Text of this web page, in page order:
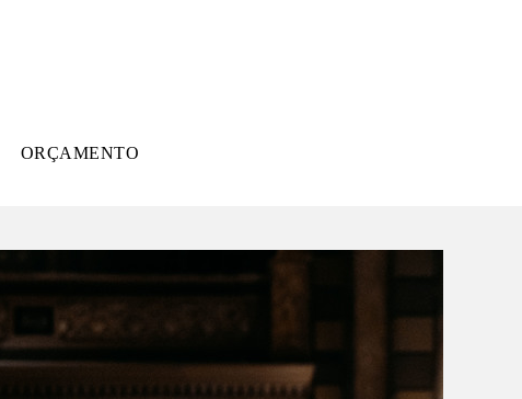
ORÇAMENTO